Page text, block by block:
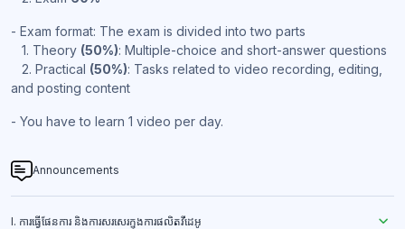
- Exam format: The exam is divided into two parts
1. Theory (50%): Multiple-choice and short-answer questions
2. Practical (50%): Tasks related to video recording, editing,
and posting content
- You have to learn 1 video per day.
Announcements
I. ការធ្វើផែនការ និងការសរសេរក្នុងការផលិតវីដេអូ